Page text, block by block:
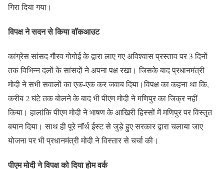
गिरा दिया गया।
विपक्ष ने सदन से किया वॉकआउट
कांग्रेस सांसद गौरव गोगोई के द्वारा लाए गए अविश्वास प्रस्ताव पर 3 दिनों
तक विभिन्न दलों के सांसदों ने अपना पक्ष रखा। जिसके बाद प्रधानमंत्री
मोदी ने सभी सवालों का एक-एक कर जवाब दिया।विपक्ष का कहना था कि,
करीब 2 घंटे तक बोलने के बाद भी पीएम मोदी ने मणिपुर का जिक्र नहीं
किया। हालांकि पीएम मोदी ने भाषण के आखिरी हिस्सों में मणिपुर पर विस्तृत
बयान दिया। साथ ही पूरे नॉर्थ ईस्ट से जुड़े हुए सरकार द्वारा चलाया जाए
योजना पर भी प्रधानमंत्री मोदी ने विस्तार से चर्चा की।
पीएम मोदी ने विपक्ष को दिया होम वर्क